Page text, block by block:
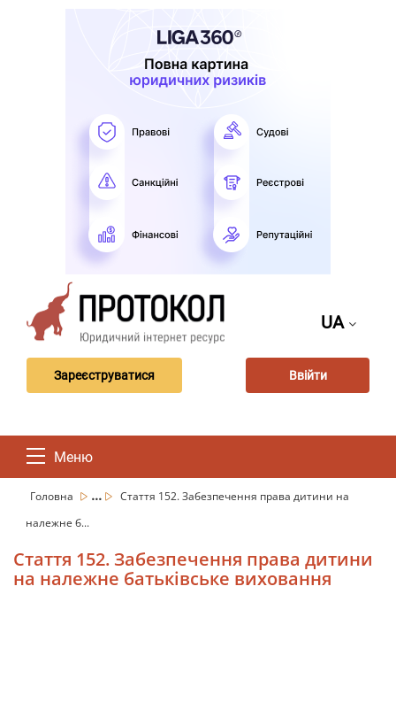
UA
Зареєструватися Ввійти
Меню
Головна ...
Стаття 152. Забезпечення права дитини на
належне б...
Стаття 152. Забезпечення права дитини
на належне батьківське виховання